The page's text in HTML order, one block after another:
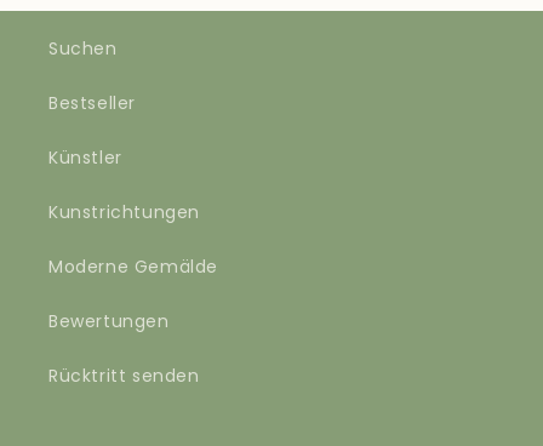
Suchen
Bestseller
Künstler
Kunstrichtungen
Moderne Gemälde
Bewertungen
Rücktritt senden